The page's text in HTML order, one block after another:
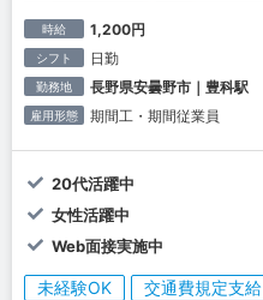
時給 1,200円
シフト 日勤
勤務地 長野県安曇野市｜豊科駅
雇用形態 期間工・期間従業員
20代活躍中
女性活躍中
Web面接実施中
未経験OK 交通費規定支給